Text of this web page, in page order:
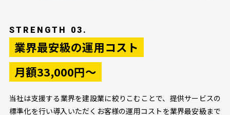
STRENGTH 03.
業界最安級の運用コスト
月額33,000円～
当社は支援する業界を建設業に絞りこむことで、提供サービスの
標準化を行い導入いただくお客様の運用コストを業界最安級まで